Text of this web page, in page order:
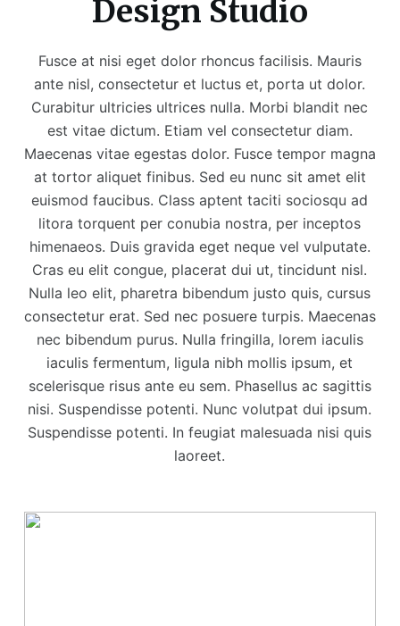
Design Studio
Fusce at nisi eget dolor rhoncus facilisis. Mauris
ante nisl, consectetur et luctus et, porta ut dolor.
Curabitur ultricies ultrices nulla. Morbi blandit nec
est vitae dictum. Etiam vel consectetur diam.
Maecenas vitae egestas dolor. Fusce tempor magna
at tortor aliquet finibus. Sed eu nunc sit amet elit
euismod faucibus. Class aptent taciti sociosqu ad
litora torquent per conubia nostra, per inceptos
himenaeos. Duis gravida eget neque vel vulputate.
Cras eu elit congue, placerat dui ut, tincidunt nisl.
Nulla leo elit, pharetra bibendum justo quis, cursus
consectetur erat. Sed nec posuere turpis. Maecenas
nec bibendum purus. Nulla fringilla, lorem iaculis
iaculis fermentum, ligula nibh mollis ipsum, et
scelerisque risus ante eu sem. Phasellus ac sagittis
nisi. Suspendisse potenti. Nunc volutpat dui ipsum.
Suspendisse potenti. In feugiat malesuada nisi quis
laoreet.